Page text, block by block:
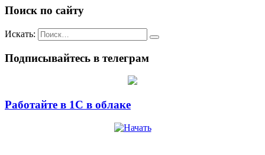
Поиск по сайту
Искать:
Подписывайтесь в телеграм
Работайте в 1С в облаке